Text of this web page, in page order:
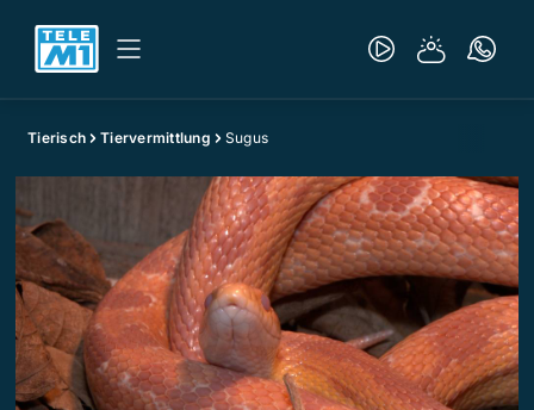
Tierisch Tiervermittlung Sugus